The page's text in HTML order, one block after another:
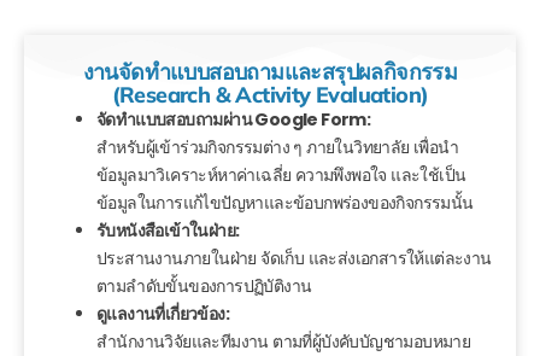
งานจัดทำแบบสอบถามและสรุปผลกิจกรรม
(Research & Activity Evaluation)
จัดทำแบบสอบถามผ่าน Google Form:
สำหรับผู้เข้าร่วมกิจกรรมต่าง ๆ ภายในวิทยาลัย เพื่อนำ
ข้อมูลมาวิเคราะห์หาค่าเฉลี่ย ความพึงพอใจ และใช้เป็น
ข้อมูลในการแก้ไขปัญหาและข้อบกพร่องของกิจกรรมนั้น
รับหนังสือเข้าในฝ่าย:
ประสานงานภายในฝ่าย จัดเก็บ และส่งเอกสารให้แต่ละงาน
ตามลำดับขั้นของการปฏิบัติงาน
ดูแลงานที่เกี่ยวข้อง:
สำนักงานวิจัยและทีมงาน ตามที่ผู้บังคับบัญชามอบหมาย